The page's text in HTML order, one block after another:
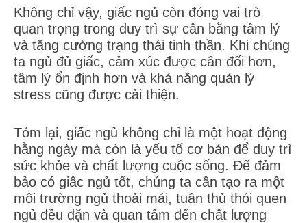
Không chỉ vậy, giấc ngủ còn đóng vai trò
quan trọng trong duy trì sự cân bằng tâm lý
và tăng cường trạng thái tinh thần. Khi chúng
ta ngủ đủ giấc, cảm xúc được cân đối hơn,
tâm lý ổn định hơn và khả năng quản lý
stress cũng được cải thiện.
Tóm lại, giấc ngủ không chỉ là một hoạt động
hằng ngày mà còn là yếu tố cơ bản để duy trì
sức khỏe và chất lượng cuộc sống. Để đảm
bảo có giấc ngủ tốt, chúng ta cần tạo ra một
môi trường ngủ thoải mái, tuân thủ thói quen
ngủ đều đặn và quan tâm đến chất lượng